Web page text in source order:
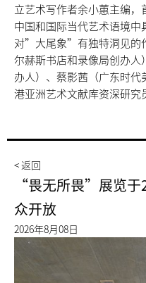
立艺术写作者余小蕙主编
中国和国际当代艺术语境
对”大尾象”有独特洞见的
尔赫斯书店和录像局创办
办人）、蔡影茜（广东时
港亚洲艺术文献库资深研究
< 返回
“畏无所畏”展览于
众开放
2026年8月08日